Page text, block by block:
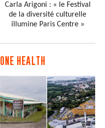
Carla Arigoni : « le Festival
de la diversité culturelle
illumine Paris Centre »
ONE HEALTH